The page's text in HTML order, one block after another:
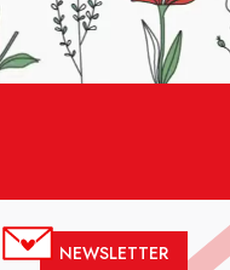
NEWSLETTER